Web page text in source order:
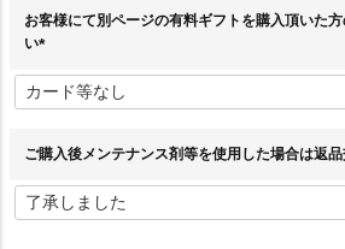
お客様にて別ページの有料ギフトを購入頂いた
い
必
須
ご購入後メンテナンス剤等を使用した場合は返